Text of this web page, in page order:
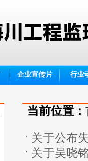
企业宣传片 行业
当前位置：
关于公布
关于吴晓